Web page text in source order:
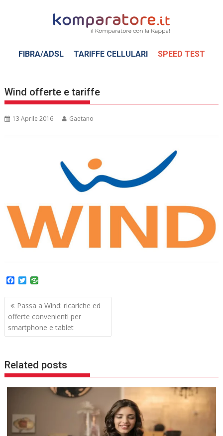
FIBRA/ADSL TARIFFE CELLULARI SPEED TEST
Wind offerte e tariffe
13 Aprile 2016 Gaetano
F
c
e
b
o
o
k
T
i
t
e
r
Navigazione
articoli
Passa a Wind: ricariche ed
offerte convenienti per
smartphone e tablet
Related posts